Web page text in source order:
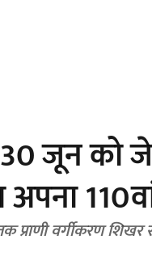
30 जून
अपना
प्राणी वर्गीकरण